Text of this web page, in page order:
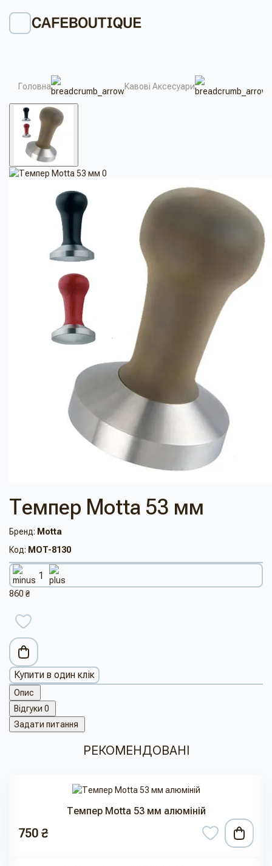
Головна Кавові Аксесуари
Темпер Motta 53 мм
Бренд: Motta
Код: MOT-8130
860 ₴
Купити в один клік
Опис
Відгуки 0
Задати питання
РЕКОМЕНДОВАНІ
Темпер Motta 53 мм алюміній
750 ₴